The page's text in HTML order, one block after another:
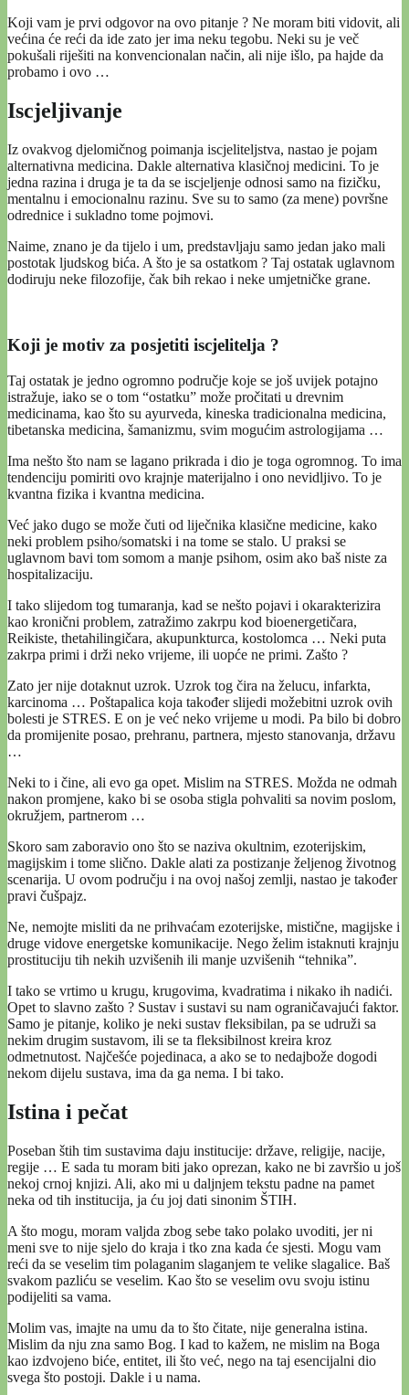
Koji vam je prvi odgovor na ovo pitanje ? Ne moram biti vidovit, ali
većina će reći da ide zato jer ima neku tegobu. Neki su je več
pokušali riješiti na konvencionalan način, ali nije išlo, pa hajde da
probamo i ovo …
Iscjeljivanje
Iz ovakvog djelomičnog poimanja iscjeliteljstva, nastao je pojam
alternativna medicina. Dakle alternativa klasičnoj medicini. To je
jedna razina i druga je ta da se iscjeljenje odnosi samo na fizičku,
mentalnu i emocionalnu razinu. Sve su to samo (za mene) površne
odrednice i sukladno tome pojmovi.
Naime, znano je da tijelo i um, predstavljaju samo jedan jako mali
postotak ljudskog bića. A što je sa ostatkom ? Taj ostatak uglavnom
dodiruju neke filozofije, čak bih rekao i neke umjetničke grane.
Koji je motiv za posjetiti iscjelitelja ?
Taj ostatak je jedno ogromno područje koje se još uvijek potajno
istražuje, iako se o tom “ostatku” može pročitati u drevnim
medicinama, kao što su ayurveda, kineska tradicionalna medicina,
tibetanska medicina, šamanizmu, svim mogućim astrologijama …
Ima nešto što nam se lagano prikrada i dio je toga ogromnog. To ima
tendenciju pomiriti ovo krajnje materijalno i ono nevidljivo. To je
kvantna fizika i kvantna medicina.
Već jako dugo se može čuti od liječnika klasične medicine, kako
neki problem psiho/somatski i na tome se stalo. U praksi se
uglavnom bavi tom somom a manje psihom, osim ako baš niste za
hospitalizaciju.
I tako slijedom tog tumaranja, kad se nešto pojavi i okarakterizira
kao kronični problem, zatražimo zakrpu kod bioenergetičara,
Reikiste, thetahilingičara, akupunkturca, kostolomca … Neki puta
zakrpa primi i drži neko vrijeme, ili uopće ne primi. Zašto ?
Zato jer nije dotaknut uzrok. Uzrok tog čira na želucu, infarkta,
karcinoma … Poštapalica koja također slijedi možebitni uzrok ovih
bolesti je STRES. E on je već neko vrijeme u modi. Pa bilo bi dobro
da promijenite posao, prehranu, partnera, mjesto stanovanja, državu
…
Neki to i čine, ali evo ga opet. Mislim na STRES. Možda ne odmah
nakon promjene, kako bi se osoba stigla pohvaliti sa novim poslom,
okružjem, partnerom …
Skoro sam zaboravio ono što se naziva okultnim, ezoterijskim,
magijskim i tome slično. Dakle alati za postizanje željenog životnog
scenarija. U ovom području i na ovoj našoj zemlji, nastao je također
pravi čušpajz.
Ne, nemojte misliti da ne prihvaćam ezoterijske, mistične, magijske i
druge vidove energetske komunikacije. Nego želim istaknuti krajnju
prostituciju tih nekih uzvišenih ili manje uzvišenih “tehnika”.
I tako se vrtimo u krugu, krugovima, kvadratima i nikako ih nadići.
Opet to slavno zašto ? Sustav i sustavi su nam ograničavajući faktor.
Samo je pitanje, koliko je neki sustav fleksibilan, pa se udruži sa
nekim drugim sustavom, ili se ta fleksibilnost kreira kroz
odmetnutost. Najčešće pojedinaca, a ako se to nedajbože dogodi
nekom dijelu sustava, ima da ga nema. I bi tako.
Istina i pečat
Poseban štih tim sustavima daju institucije: države, religije, nacije,
regije … E sada tu moram biti jako oprezan, kako ne bi završio u još
nekoj crnoj knjizi. Ali, ako mi u daljnjem tekstu padne na pamet
neka od tih institucija, ja ću joj dati sinonim ŠTIH.
A što mogu, moram valjda zbog sebe tako polako uvoditi, jer ni
meni sve to nije sjelo do kraja i tko zna kada će sjesti. Mogu vam
reći da se veselim tim polaganim slaganjem te velike slagalice. Baš
svakom pazliću se veselim. Kao što se veselim ovu svoju istinu
podijeliti sa vama.
Molim vas, imajte na umu da to što čitate, nije generalna istina.
Mislim da nju zna samo Bog. I kad to kažem, ne mislim na Boga
kao izdvojeno biće, entitet, ili što već, nego na taj esencijalni dio
svega što postoji. Dakle i u nama.